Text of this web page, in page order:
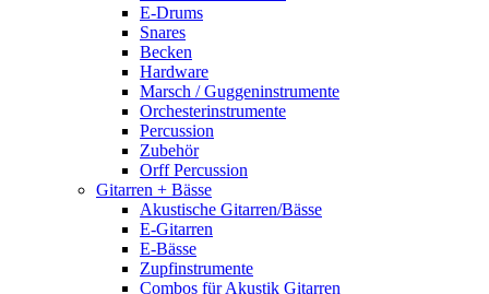
E-Drums
Snares
Becken
Hardware
Marsch / Guggeninstrumente
Orchesterinstrumente
Percussion
Zubehör
Orff Percussion
Gitarren + Bässe
Akustische Gitarren/Bässe
E-Gitarren
E-Bässe
Zupfinstrumente
Combos für Akustik Gitarren